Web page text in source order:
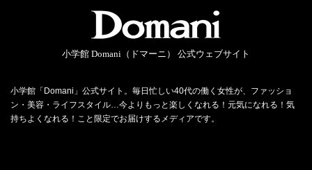
小学館 Domani（ドマーニ） 公式ウェブサイト
小学館「Domani」公式サイト。毎日忙しい40代の働く女性が、ファッショ
ン・美容・ライフスタイル…今よりもっと楽しくなれる！元気になれる！気
持ちよくなれる！こと限定でお届けするメディアです。